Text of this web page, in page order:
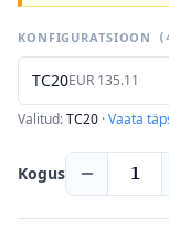
KONFIGURATSIOON (
TC20EUR 135.11
Valitud:TC20 ·Vaata
Kogus 1